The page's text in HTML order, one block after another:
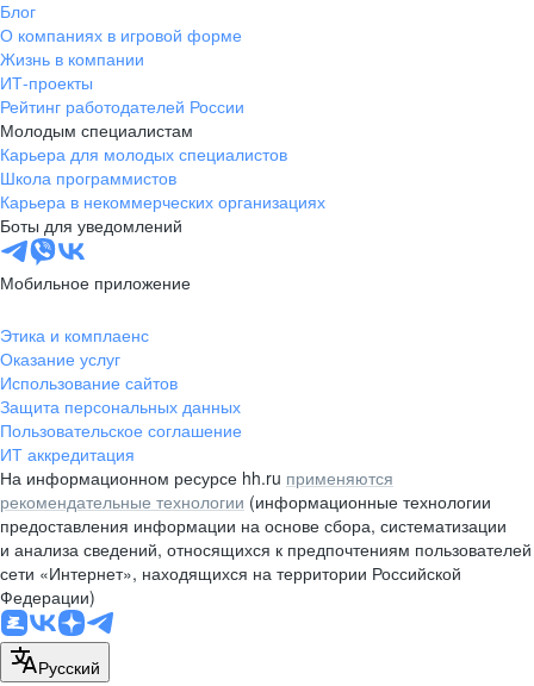
Новосибирск
ул. Большевистская, д. 35,
помещение 21
+7 383 207-94-64
pr@nsk.hh.ru
Минск
пр-т Дзержинского, д. 57,
10 этаж, помещение 45-1
pr@rabota.by
Алматы
пр. Абая, д. 151, БЦ Алатау,
12 этаж, офис 1209
+7 727 232-13-13
pr@headhunter.com.kz
Блог
О компаниях в игровой форме
Жизнь в компании
ИТ-проекты
Рейтинг работодателей России
Молодым специалистам
Карьера для молодых специалистов
Школа программистов
Карьера в некоммерческих организациях
Боты для уведомлений
Мобильное приложение
Этика и комплаенс
Оказание услуг
Использование сайтов
Защита персональных данных
Пользовательское соглашение
ИТ аккредитация
На информационном ресурсе hh.ru применяются
рекомендательные технологии (информационные технологии
предоставления информации на основе сбора, систематизации
и анализа сведений, относящихся к предпочтениям пользователей
сети «Интернет», находящихся на территории Российской
Федерации)
Русский